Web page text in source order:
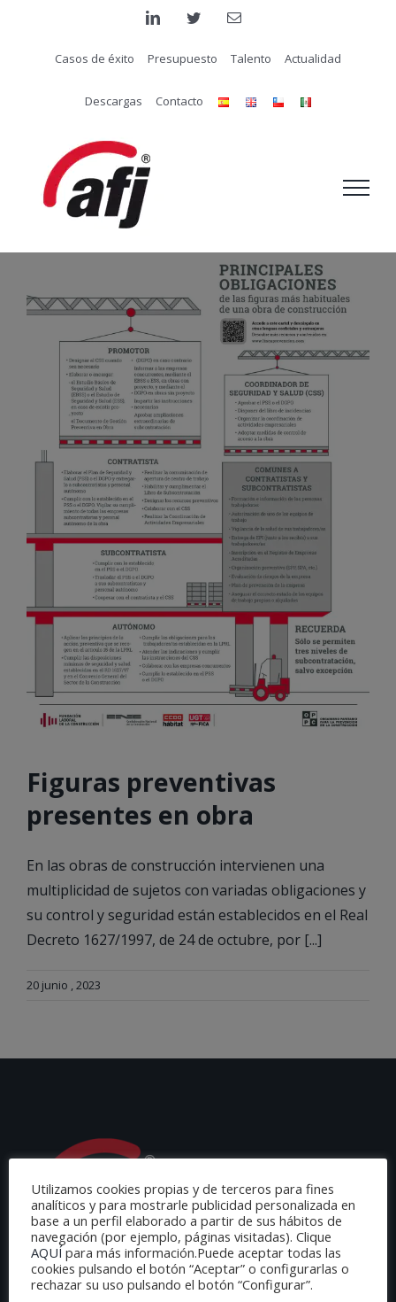
contenido
linkedintwitter Correo
Casos de éxito Presupuesto Talento Actualidad
Descargas Contacto
Figuras preventivas
presentes en obra
En las obras de construcción intervienen una
multiplicidad de sujetos con variadas obligaciones y
su control y seguridad están establecidos en el Real
Decreto 1627/1997, de 24 de octubre, por [...]
20 junio , 2023
Utilizamos cookies propias y de terceros para fines
analíticos y para mostrarle publicidad personalizada en
base a un perfil elaborado a partir de sus hábitos de
navegación (por ejemplo, páginas visitadas). Clique
AQUÍ para más información.Puede aceptar todas las
cookies pulsando el botón “Aceptar” o configurarlas o
rechazar su uso pulsando el botón “Configurar”.